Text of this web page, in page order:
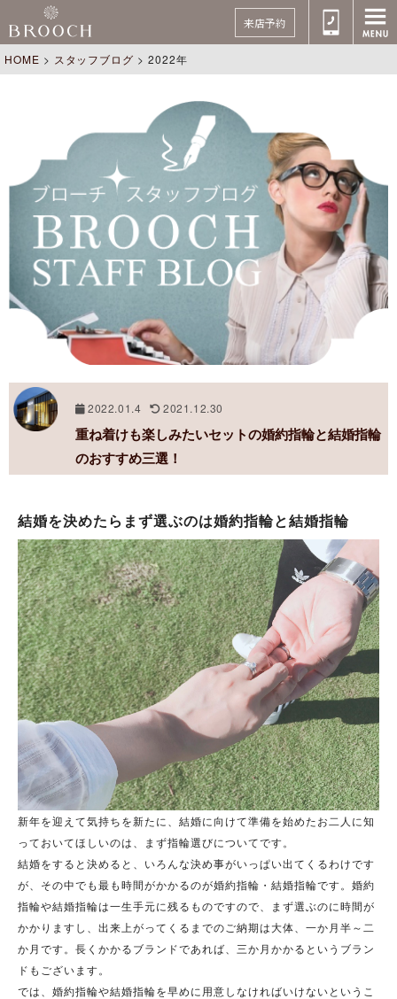
来店予約
HOME > スタッフブログ >2022年
2022.01.4 2021.12.30
重ね着けも楽しみたいセットの婚約指輪と結婚指輪
のおすすめ三選！
結婚を決めたらまず選ぶのは婚約指輪と結婚指輪
新年を迎えて気持ちを新たに、結婚に向けて準備を始めたお二人に知
っておいてほしいのは、まず指輪選びについてです。
結婚をすると決めると、いろんな決め事がいっぱい出てくるわけです
が、その中でも最も時間がかかるのが婚約指輪・結婚指輪です。婚約
指輪や結婚指輪は一生手元に残るものですので、まず選ぶのに時間が
かかりますし、出来上がってくるまでのご納期は大体、一か月半～二
か月です。長くかかるブランドであれば、三か月かかるというブラン
ドもございます。
では、婚約指輪や結婚指輪を早めに用意しなければいけないというこ